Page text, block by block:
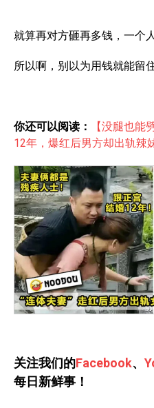
就算再对方砸再多钱，一个
所以啊，别以为用钱就能留
你还可以阅读：
【没腿也能
12年，爆红后男方却出轨辣
关注我们的Facebook、
每日新鲜事！